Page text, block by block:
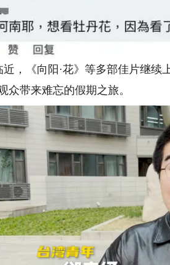
《向阳·花》等多部佳片继续
众带来难忘的假期之旅。